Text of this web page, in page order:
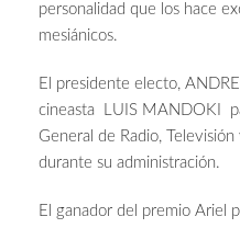
personalidad que los hace
mesiánicos.
El presidente electo,
cineasta LUIS MANDOKI
General de Radio,
durante su administración.
El ganador del premio Ariel